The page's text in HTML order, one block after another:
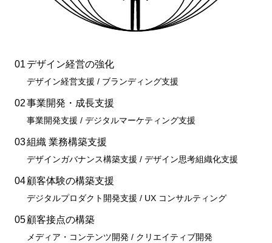
01 デザイン経営の強化
デザイン経営支援 / ブランディング支援
02事業開発・成長支援
事業開発支援 / デジタルマーケティング支援
03組織 業務構築支援
デザインガバナンス構築支援 / デザイン思考組織化支援
04顧客体験の構築支援
デジタルプロダクト開発支援 / UX コンサルティング
05顧客接点の構築
メディア・コンテンツ開発 / クリエイティブ開発